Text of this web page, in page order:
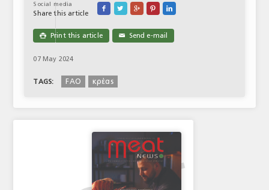
Social media
Share this article
    
 Print this article ✉ Send e-mail
07 May 2024
TAGS: FAO κρέας